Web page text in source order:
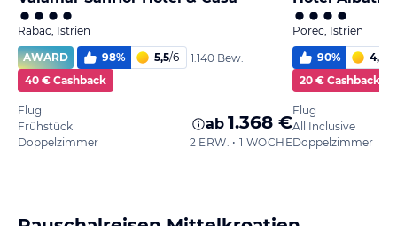
Rabac, Istrien
AWARD
98% 5,5/6
1.140 Bew.
40 € Cashback
Flug
Frühstück
Doppelzimmer
ab 1.368 €
2 ERW. • 1 WOCHE
Porec, Istrien
90% 4,9
20 € Cashback
Flug
All Inclusive
Doppelzimmer